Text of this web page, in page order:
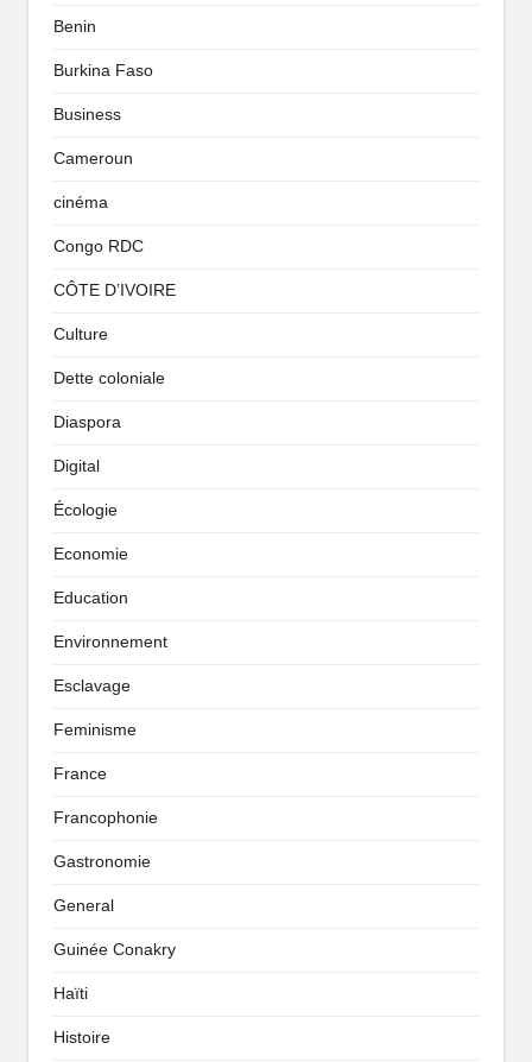
Benin
Burkina Faso
Business
Cameroun
cinéma
Congo RDC
CÔTE D’IVOIRE
Culture
Dette coloniale
Diaspora
Digital
Écologie
Economie
Education
Environnement
Esclavage
Feminisme
France
Francophonie
Gastronomie
General
Guinée Conakry
Haïti
Histoire